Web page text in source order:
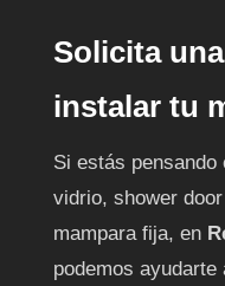
Solicita
instalar tu
Si estás pensando
vidrio, shower
mampara fija, en
podemos